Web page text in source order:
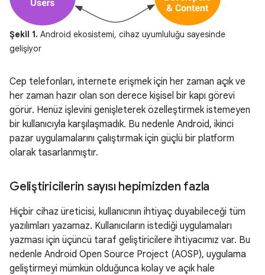
Şekil 1. Android ekosistemi, cihaz uyumluluğu sayesinde
gelişiyor
Cep telefonları, internete erişmek için her zaman açık ve
her zaman hazır olan son derece kişisel bir kapı görevi
görür. Henüz işlevini genişleterek özelleştirmek istemeyen
bir kullanıcıyla karşılaşmadık. Bu nedenle Android, ikinci
pazar uygulamalarını çalıştırmak için güçlü bir platform
olarak tasarlanmıştır.
Geliştiricilerin sayısı hepimizden fazla
Hiçbir cihaz üreticisi, kullanıcının ihtiyaç duyabileceği tüm
yazılımları yazamaz. Kullanıcıların istediği uygulamaları
yazması için üçüncü taraf geliştiricilere ihtiyacımız var. Bu
nedenle Android Open Source Project (AOSP), uygulama
geliştirmeyi mümkün olduğunca kolay ve açık hale